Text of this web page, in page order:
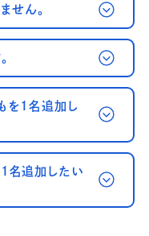
せん。
を1名追加し
名追加したい